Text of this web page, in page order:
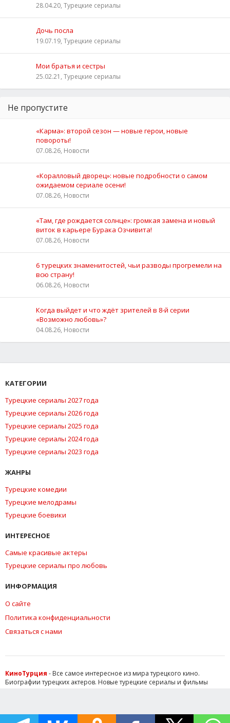
28.04.20, Турецкие сериалы
Дочь посла
19.07.19, Турецкие сериалы
Мои братья и сестры
25.02.21, Турецкие сериалы
Не пропустите
«Карма»: второй сезон — новые герои, новые
повороты!
07.08.26, Новости
«Коралловый дворец»: новые подробности о самом
ожидаемом сериале осени!
07.08.26, Новости
«Там, где рождается солнце»: громкая замена и новый
виток в карьере Бурака Озчивита!
07.08.26, Новости
6 турецких знаменитостей, чьи разводы прогремели на
всю страну!
06.08.26, Новости
Когда выйдет и что ждёт зрителей в 8-й серии
«Возможно любовь»?
04.08.26, Новости
КАТЕГОРИИ
Турецкие сериалы 2027 года
Турецкие сериалы 2026 года
Турецкие сериалы 2025 года
Турецкие сериалы 2024 года
Турецкие сериалы 2023 года
ЖАНРЫ
Турецкие комедии
Турецкие мелодрамы
Турецкие боевики
ИНТЕРЕСНОЕ
Самые красивые актеры
Турецкие сериалы про любовь
ИНФОРМАЦИЯ
О сайте
Политика конфиденциальности
Связаться с нами
КиноТурция - Все самое интересное из мира турецкого кино.
Биографии турецких актеров. Новые турецкие сериалы и фильмы